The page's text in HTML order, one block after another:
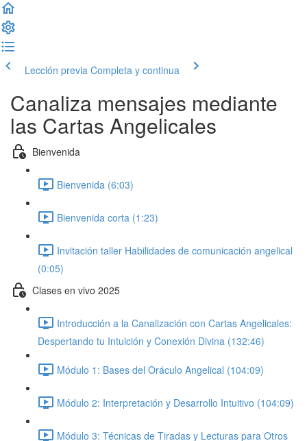
Lección previa Completa y continua
Canaliza mensajes mediante
las Cartas Angelicales
Bienvenida
Bienvenida (6:03)
Bienvenida corta (1:23)
Invitación taller Habilidades de comunicación angelical
(0:05)
Clases en vivo 2025
Introducción a la Canalización con Cartas Angelicales:
Despertando tu Intuición y Conexión Divina (132:46)
Módulo 1: Bases del Oráculo Angelical (104:09)
Módulo 2: Interpretación y Desarrollo Intuitivo (104:09)
Módulo 3: Técnicas de Tiradas y Lecturas para Otros